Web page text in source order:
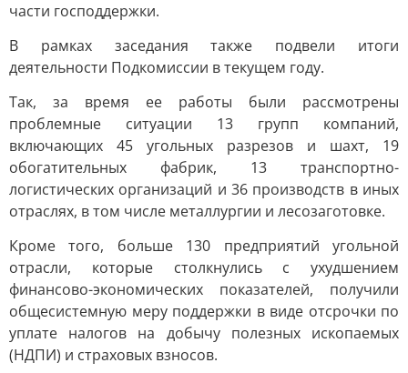
части господдержки.
В рамках заседания также подвели итоги
деятельности Подкомиссии в текущем году.
Так, за время ее работы были рассмотрены
проблемные ситуации 13 групп компаний,
включающих 45 угольных разрезов и шахт, 19
обогатительных фабрик, 13 транспортно-
логистических организаций и 36 производств в иных
отраслях, в том числе металлургии и лесозаготовке.
Кроме того, больше 130 предприятий угольной
отрасли, которые столкнулись с ухудшением
финансово-экономических показателей, получили
общесистемную меру поддержки в виде отсрочки по
уплате налогов на добычу полезных ископаемых
(НДПИ) и страховых взносов.